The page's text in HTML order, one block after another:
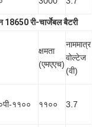
18650 री-चार्जेबल बैटरी
क्षमता
(एमएएच)
नाममात्र
वोल्टेज
(वी)
११०० ११०० 3.7